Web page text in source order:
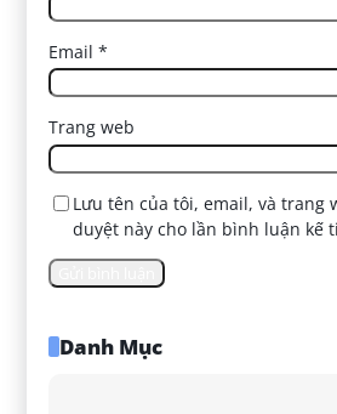
Email*
Trang web
Lưu tên của tôi, email, và trang
duyệt này cho lần bình luận kế
Danh Mục